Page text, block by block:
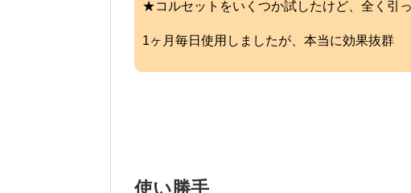
★コルセットをいくつか試したけど、全く引
1ヶ月毎日使用しましたが、本当に効果抜群
使い勝手